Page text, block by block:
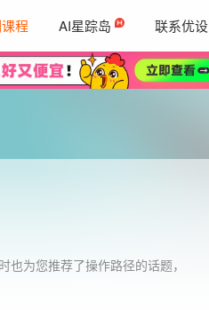
程 AI星踪岛 联系优设
为您推荐了操作路径的话题，